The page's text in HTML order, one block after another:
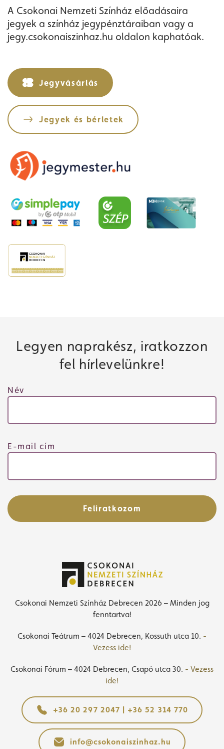
A Csokonai Nemzeti Színház előadásaira
jegyek a színház jegypénztáraiban vagy a
jegy.csokonaiszinhaz.hu oldalon kaphatóak.
Jegyvásárlás
Jegyek és bérletek
Legyen naprakész, iratkozzon
fel hírlevelünkre!
Név
E-mail cím
Feliratkozom
Csokonai Nemzeti Színház Debrecen 2026 – Minden jog
fenntartva!
Csokonai Teátrum – 4024 Debrecen, Kossuth utca 10. -
Vezess ide!
Csokonai Fórum – 4024 Debrecen, Csapó utca 30. - Vezess
ide!
+36 20 297 2047 | +36 52 314 770
info@csokonaiszinhaz.hu